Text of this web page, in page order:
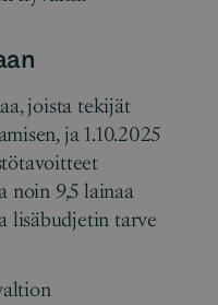
joista tekijät
ja 1.10.2025
noin 9,5 lainaa
lisäbudjetin tarve